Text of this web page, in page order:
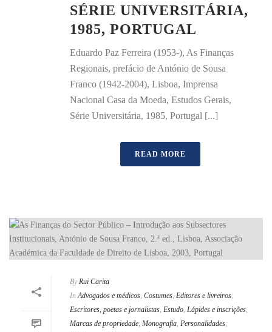
SÉRIE UNIVERSITÁRIA,
1985, PORTUGAL
Eduardo Paz Ferreira (1953-), As Finanças
Regionais, prefácio de António de Sousa
Franco (1942-2004), Lisboa, Imprensa
Nacional Casa da Moeda, Estudos Gerais,
Série Universitária, 1985, Portugal [...]
READ MORE
By Rui Carita
In Advogados e médicos, Costumes, Editores e livreiros,
Escritores, poetas e jornalistas, Estudo, Lápides e inscrições,
Marcas de propriedade, Monografia, Personalidades,